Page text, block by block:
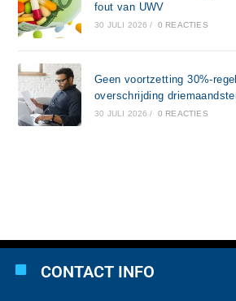
fout van UWV
30 JULI 2026 / 0 REACTIES
Geen voortzetting 30%-
overschrijding
30 JULI 2026 / 0 REACTIES
CONTACT INFO